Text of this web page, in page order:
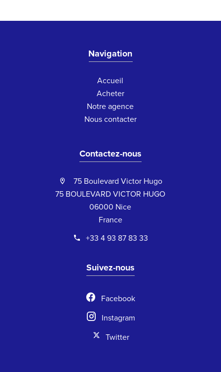
Navigation
Accueil
Acheter
Notre agence
Nous contacter
Contactez-nous
75 Boulevard Victor Hugo
75 BOULEVARD VICTOR HUGO
06000 Nice
France
+33 4 93 87 83 33
Suivez-nous
Facebook
Instagram
Twitter